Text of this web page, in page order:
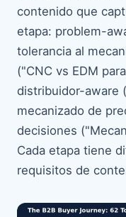
contenido que
etapa: problem-
tolerancia al
("CNC vs EDM
distribuidor-aware
mecanizado de
decisiones
Cada etapa tiene
requisitos de